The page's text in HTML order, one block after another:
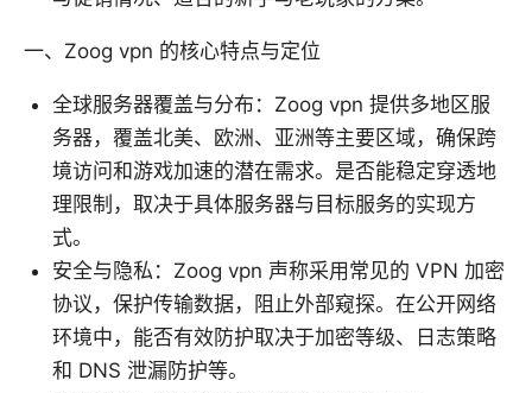
一、Zoog vpn 的核心特点与定位
全球服务器覆盖与分布：Zoog vpn 提供多地区服
务器，覆盖北美、欧洲、亚洲等主要区域，确保跨
境访问和游戏加速的潜在需求。是否能稳定穿透地
理限制，取决于具体服务器与目标服务的实现方
式。
安全与隐私：Zoog vpn 声称采用常见的 VPN 加密
协议，保护传输数据，阻止外部窥探。在公开网络
环境中，能否有效防护取决于加密等级、日志策略
和 DNS 泄漏防护等。